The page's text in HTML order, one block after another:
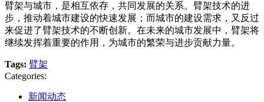
臂架与城市，是相互依存，共同发展的关系。臂架技术的进
步，推动着城市建设的快速发展；而城市的建设需求，又反过
来促进了臂架技术的不断创新。在未来的城市发展中，臂架将
继续发挥着重要的作用，为城市的繁荣与进步贡献力量。
Tags: 臂架
Categories:
新闻动态